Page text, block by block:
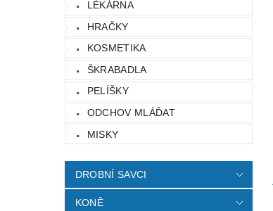
LÉKÁRNA
HRAČKY
KOSMETIKA
ŠKRABADLA
PELÍŠKY
ODCHOV MLÁĎAT
MISKY
DROBNÍ SAVCI
KONĚ